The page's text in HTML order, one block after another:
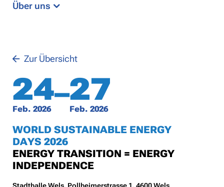
Über uns
Zur Übersicht
24
Feb. 2026 –27
Feb. 2026
WORLD SUSTAINABLE ENERGY
DAYS 2026
ENERGY TRANSITION = ENERGY
INDEPENDENCE